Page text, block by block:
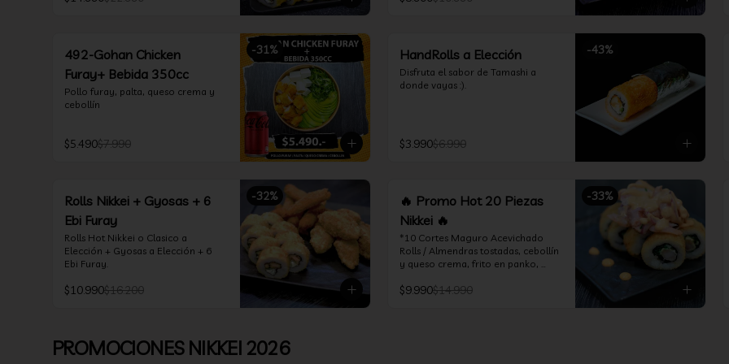
*Incluye 2 soya 30ml / 2 palitos / 1
*Incluye 1 soya 30ml / 1 palitos / 1
-31%
492-Gohan Chicken
Furay+ Bebida 350cc
Pollo furay, palta, queso crema y
cebollín
$5.490$7.990
-43%
HandRolls a Elección
Disfruta el sabor de Tamashi a
donde vayas :).
$3.990$6.990
-32%
Rolls Nikkei + Gyosas + 6
Ebi Furay
Rolls Hot Nikkei o Clasico a
Elección + Gyosas a Elección + 6
Ebi Furay.
$10.990$16.200
-33%
🔥 Promo Hot 20 Piezas
Nikkei 🔥
*10 Cortes Maguro Acevichado
Rolls / Almendras tostadas, cebollín
y queso crema, frito en panko,
$9.990$14.990
PROMOCIONES NIKKEI 2026